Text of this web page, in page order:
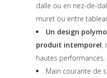
dalle ou en nez-de-
muret ou entre
Un design
produit intemporel,
hautes performances.
Main courante de